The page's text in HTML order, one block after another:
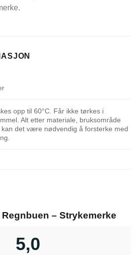
opp til 60°C. Får ikke tørkes i
Alt etter materiale, bruksområde
kan det være nødvendig å forsterke med
– Strykemerke
5,0